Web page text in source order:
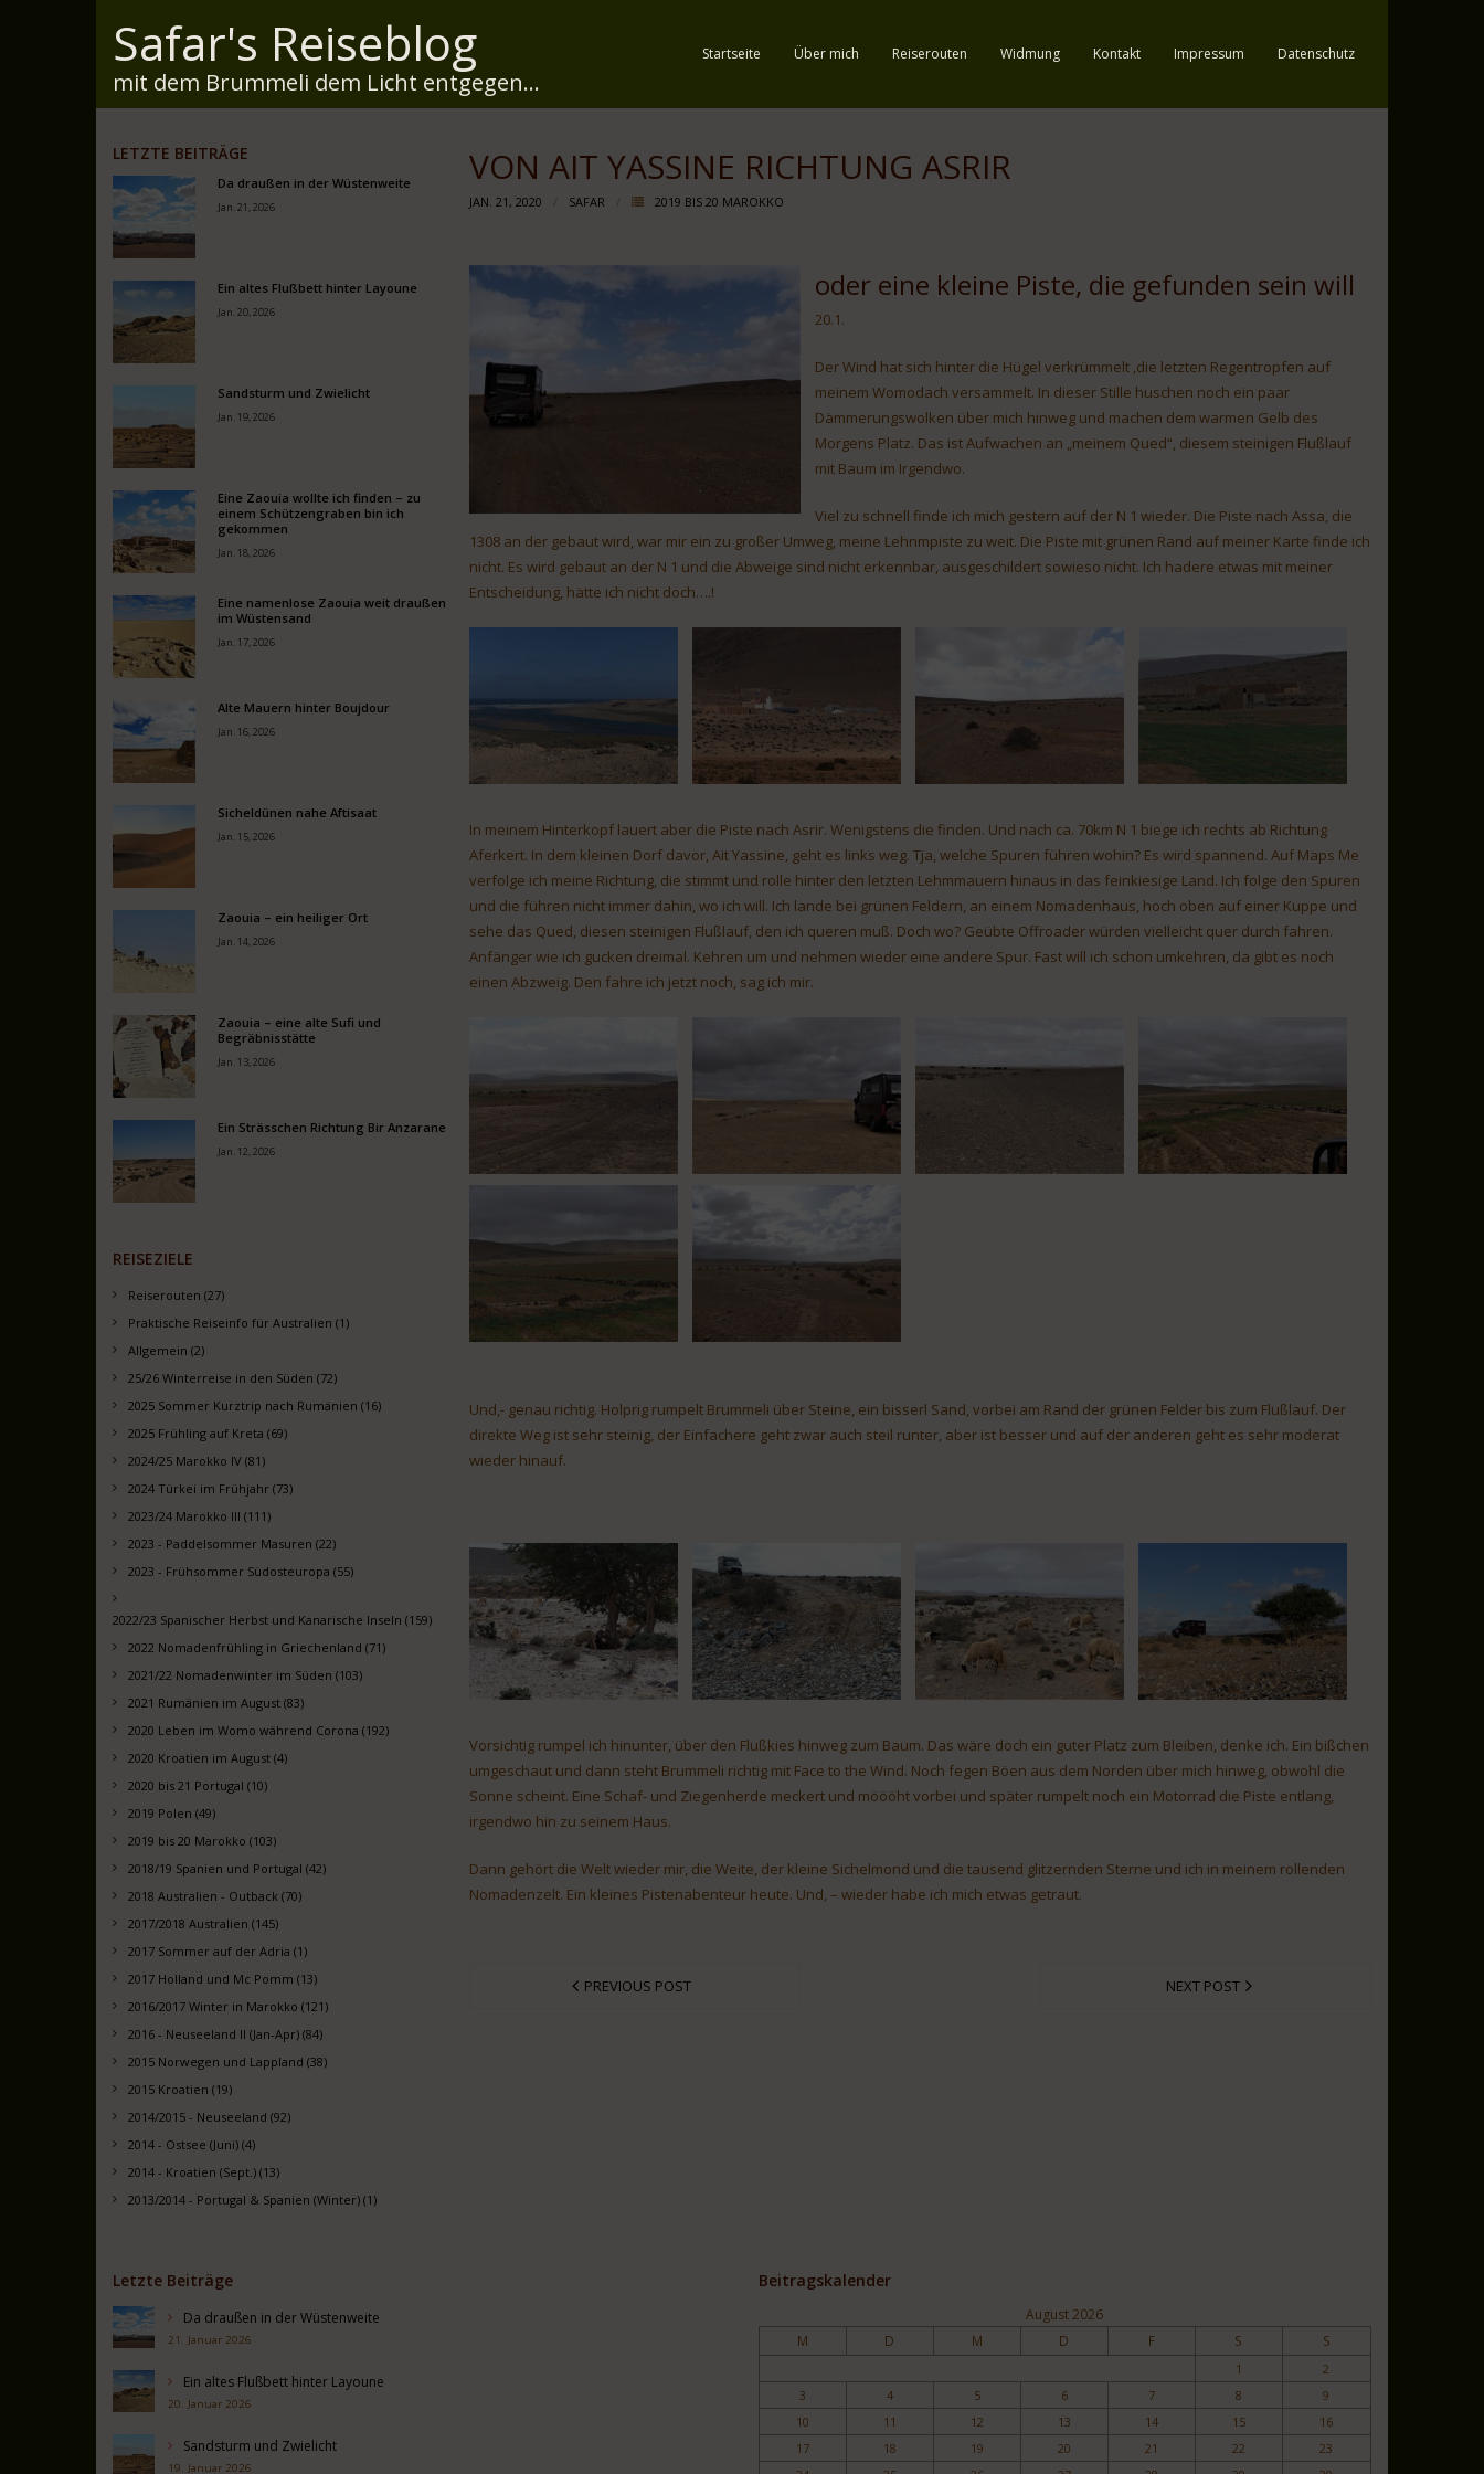
Safar's Reiseblog
mit dem Brummeli dem Licht entgegen...
Startseite Über mich Reiserouten Widmung Kontakt Impressum Datenschutz
VON AIT YASSINE RICHTUNG ASRIR
JAN. 21, 2020 SAFAR 2019 BIS 20 MAROKKO
oder eine kleine Piste, die gefunden sein will
20.1.
Der Wind hat sich hinter die Hügel verkrümmelt ,die letzten Regentropfen auf
meinem Womodach versammelt. In dieser Stille huschen noch ein paar
Dämmerungswolken über mich hinweg und machen dem warmen Gelb des
Morgens Platz. Das ist Aufwachen an „meinem Qued“, diesem steinigen Flußlauf
mit Baum im Irgendwo.
Viel zu schnell finde ich mich gestern auf der N 1 wieder. Die Piste nach Assa, die
1308 an der gebaut wird, war mir ein zu großer Umweg, meine Lehnmpiste zu weit. Die Piste mit grünen Rand auf meiner Karte finde ich
nicht. Es wird gebaut an der N 1 und die Abweige sind nicht erkennbar, ausgeschildert sowieso nicht. Ich hadere etwas mit meiner
Entscheidung, hätte ich nicht doch….!
In meinem Hinterkopf lauert aber die Piste nach Asrir. Wenigstens die finden. Und nach ca. 70km N 1 biege ich rechts ab Richtung
Aferkert. In dem kleinen Dorf davor, Ait Yassine, geht es links weg. Tja, welche Spuren führen wohin? Es wird spannend. Auf Maps Me
verfolge ich meine Richtung, die stimmt und rolle hinter den letzten Lehmmauern hinaus in das feinkiesige Land. Ich folge den Spuren
und die führen nicht immer dahin, wo ich will. Ich lande bei grünen Feldern, an einem Nomadenhaus, hoch oben auf einer Kuppe und
sehe das Qued, diesen steinigen Flußlauf, den ich queren muß. Doch wo? Geübte Offroader würden vielleicht quer durch fahren.
Anfänger wie ich gucken dreimal. Kehren um und nehmen wieder eine andere Spur. Fast will ich schon umkehren, da gibt es noch
einen Abzweig. Den fahre ich jetzt noch, sag ich mir.
Und,- genau richtig. Holprig rumpelt Brummeli über Steine, ein bisserl Sand, vorbei am Rand der grünen Felder bis zum Flußlauf. Der
direkte Weg ist sehr steinig, der Einfachere geht zwar auch steil runter, aber ist besser und auf der anderen geht es sehr moderat
wieder hinauf.
Vorsichtig rumpel ich hinunter, über den Flußkies hinweg zum Baum. Das wäre doch ein guter Platz zum Bleiben, denke ich. Ein bißchen
umgeschaut und dann steht Brummeli richtig mit Face to the Wind. Noch fegen Böen aus dem Norden über mich hinweg, obwohl die
Sonne scheint. Eine Schaf- und Ziegenherde meckert und möööht vorbei und später rumpelt noch ein Motorrad die Piste entlang,
irgendwo hin zu seinem Haus.
Dann gehört die Welt wieder mir, die Weite, der kleine Sichelmond und die tausend glitzernden Sterne und ich in meinem rollenden
Nomadenzelt. Ein kleines Pistenabenteur heute. Und, – wieder habe ich mich etwas getraut.
PREVIOUS POST NEXT POST
LETZTE BEITRÄGE
Da draußen in der Wüstenweite
Jan. 21, 2026
Ein altes Flußbett hinter Layoune
Jan. 20, 2026
Sandsturm und Zwielicht
Jan. 19, 2026
Eine Zaouia wollte ich finden – zu
einem Schützengraben bin ich
gekommen
Jan. 18, 2026
Eine namenlose Zaouia weit draußen
im Wüstensand
Jan. 17, 2026
Alte Mauern hinter Boujdour
Jan. 16, 2026
Sicheldünen nahe Aftisaat
Jan. 15, 2026
Zaouia – ein heiliger Ort
Jan. 14, 2026
Zaouia – eine alte Sufi und
Begräbnisstätte
Jan. 13, 2026
Ein Strässchen Richtung Bir Anzarane
Jan. 12, 2026
REISEZIELE
Reiserouten (27)
Praktische Reiseinfo für Australien (1)
Allgemein (2)
25/26 Winterreise in den Süden (72)
2025 Sommer Kurztrip nach Rumänien (16)
2025 Frühling auf Kreta (69)
2024/25 Marokko IV (81)
2024 Türkei im Frühjahr (73)
2023/24 Marokko III (111)
2023 - Paddelsommer Masuren (22)
2023 - Frühsommer Südosteuropa (55)
2022/23 Spanischer Herbst und Kanarische Inseln (159)
2022 Nomadenfrühling in Griechenland (71)
2021/22 Nomadenwinter im Süden (103)
2021 Rumänien im August (83)
2020 Leben im Womo während Corona (192)
2020 Kroatien im August (4)
2020 bis 21 Portugal (10)
2019 Polen (49)
2019 bis 20 Marokko (103)
2018/19 Spanien und Portugal (42)
2018 Australien - Outback (70)
2017/2018 Australien (145)
2017 Sommer auf der Adria (1)
2017 Holland und Mc Pomm (13)
2016/2017 Winter in Marokko (121)
2016 - Neuseeland II (Jan-Apr) (84)
2015 Norwegen und Lappland (38)
2015 Kroatien (19)
2014/2015 - Neuseeland (92)
2014 - Ostsee (Juni) (4)
2014 - Kroatien (Sept.) (13)
2013/2014 - Portugal & Spanien (Winter) (1)
Letzte Beiträge
Da draußen in der Wüstenweite
21. Januar 2026
Ein altes Flußbett hinter Layoune
20. Januar 2026
Sandsturm und Zwielicht
19. Januar 2026
Beitragskalender
August 2026
M D M D F S S
1
2
3
4 5 6 7 8
9
10
11 12 13 14 15
16
17
18 19 20 21 22
23